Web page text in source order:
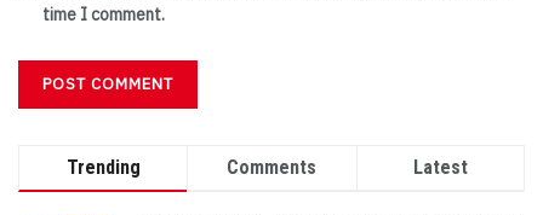
time I comment.
Trending Comments Latest